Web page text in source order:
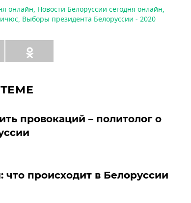
онлайн, Новости Белоруссии сегодня онлайн,
, Выборы президента Белоруссии - 2020
провокаций – политолог о
происходит в Белоруссии